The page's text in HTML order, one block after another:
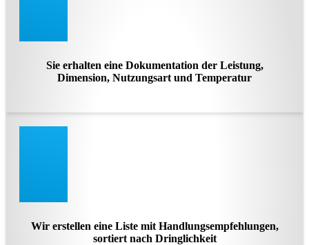
Sie erhalten eine Dokumentation der Leistung,
Dimension, Nutzungsart und Temperatur
Wir erstellen eine Liste mit Handlungsempfehlungen,
sortiert nach Dringlichkeit